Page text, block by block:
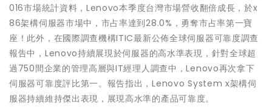
016市場統計資料，Lenovo本季度台灣市場營收翻倍成長，於x
86架構伺服器市場中，市占率達到28.0%，勇奪市占率第一寶
座！此外，在國際調查機構ITIC最新公佈全球伺服器可靠度調查
報告中，Lenovo持續展現於伺服器的高水準表現，針對全球超
過750間企業的管理高層與IT經理人調查中，Lenovo再次拿下
伺服器可靠度評比第一。報告指出，Lenovo System x架構伺
服器持續維持傑出表現，展現高水準的產品可靠度。